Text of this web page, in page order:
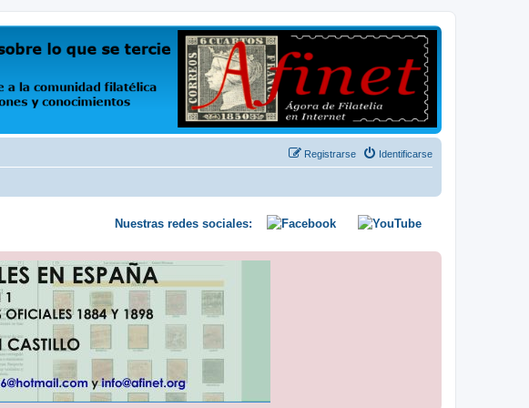
exprese libremente sus opiniones y conocimientos
Identificarse
Registrarse
Nuestras redes sociales: